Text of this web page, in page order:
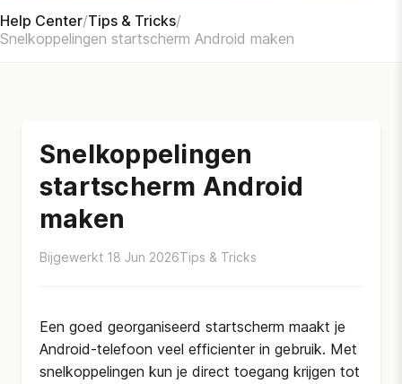
Help Center/Tips & Tricks/
Snelkoppelingen startscherm Android maken
Snelkoppelingen
startscherm Android
maken
Bijgewerkt 18 Jun 2026Tips & Tricks
Een goed georganiseerd startscherm maakt je
Android-telefoon veel efficienter in gebruik. Met
snelkoppelingen kun je direct toegang krijgen tot